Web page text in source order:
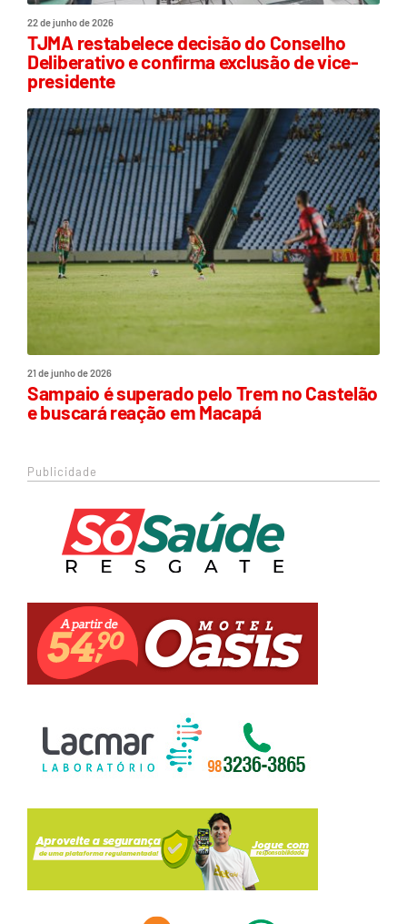
22 de junho de 2026
TJMA restabelece decisão do Conselho
Deliberativo e confirma exclusão de vice-
presidente
21 de junho de 2026
Sampaio é superado pelo Trem no Castelão
e buscará reação em Macapá
Publicidade